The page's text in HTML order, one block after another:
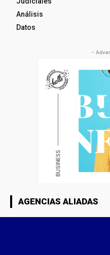
Análisis
Datos
-
AGENCIAS ALIADAS